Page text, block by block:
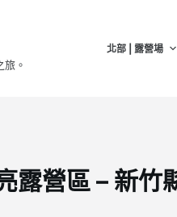
。
北部 | 露營場
露營區 – 新竹